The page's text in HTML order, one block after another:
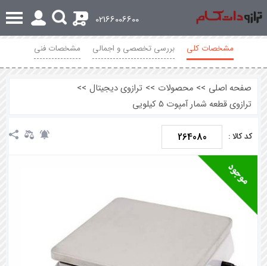
02166006600
0
مشخصات کلی بررسی تخصصی و اجمالی مشخصات فنی
صفحه اصلی >> محصولات >> ترازوی دیجیتال >>
ترازوی قطعه شمار آمپوت 5 کیلویی
کد کالا : 264080